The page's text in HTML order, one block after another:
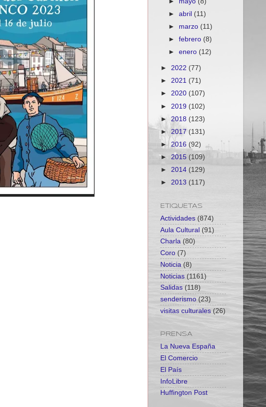
►abril (11)
► marzo (11)
►febrero (8)
►enero (12)
► 2022 (77)
► 2021 (71)
► 2020 (107)
► 2019 (102)
► 2018 (123)
► 2017 (131)
► 2016 (92)
► 2015 (109)
► 2014 (129)
► 2013 (117)
ETIQUETAS
Actividades (874)
Aula Cultural (91)
Charla (80)
Coro (7)
Noticia (8)
Noticias (1161)
Salidas (118)
senderismo (23)
visitas culturales (26)
PRENSA
La Nueva España
El Comercio
El País
InfoLibre
Huffington Post